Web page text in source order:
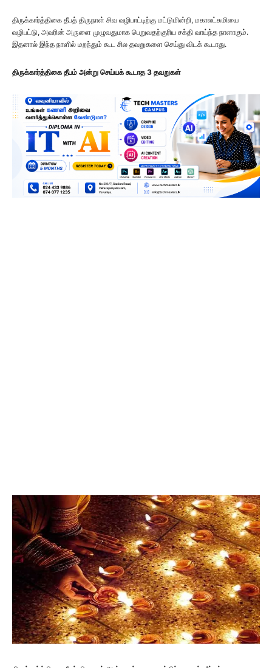
திருக்கார்த்திகை தீபத் திருநாள் சிவ வழிபாட்டிற்கு மட்டுமின்றி, மகாலட்சுமியை
வழிபட்டு, அவரின் அருளை முழுவதுமாக பெறுவதற்குரிய சக்தி வாய்ந்த நாளாகும்.
இதனால் இந்த நாளில் மறந்தும் கூட சில தவறுகளை செய்து விடக் கூடாது.
திருக்கார்த்திகை தீபம் அன்று செய்யக் கூடாத 3 தவறுகள்